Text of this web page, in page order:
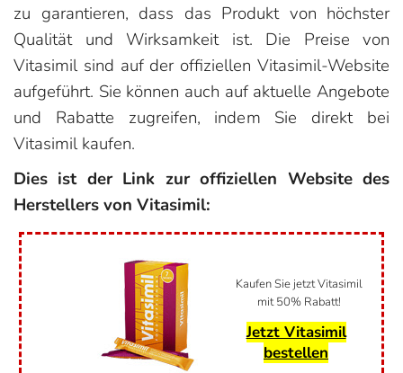
zu garantieren, dass das Produkt von höchster
Qualität und Wirksamkeit ist. Die Preise von
Vitasimil sind auf der offiziellen Vitasimil-Website
aufgeführt. Sie können auch auf aktuelle Angebote
und Rabatte zugreifen, indem Sie direkt bei
Vitasimil kaufen.
Dies ist der Link zur offiziellen Website des
Herstellers von Vitasimil:
Kaufen Sie jetzt Vitasimil
mit 50% Rabatt!
Jetzt Vitasimil
bestellen